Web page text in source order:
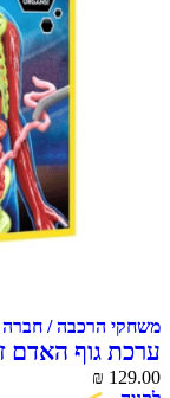
/ חברה
Dark Human
₪